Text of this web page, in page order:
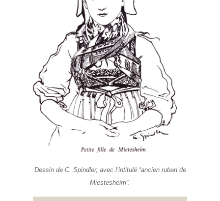
Dessin de C. Spindler, avec l’intitulé “ancien ruban de
Miestesheim”.